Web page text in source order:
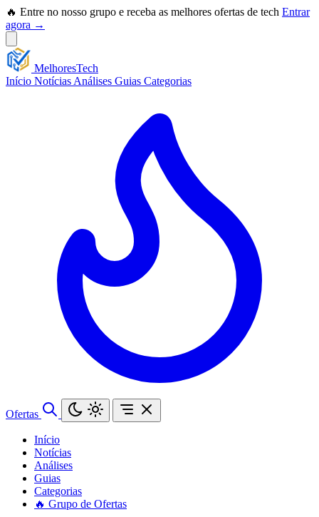
🔥 Entre no nosso grupo e receba as melhores ofertas de tech Entrar
agora →
MelhoresTech
Início Notícias Análises Guias Categorias
Ofertas
Início
Notícias
Análises
Guias
Categorias
🔥 Grupo de Ofertas